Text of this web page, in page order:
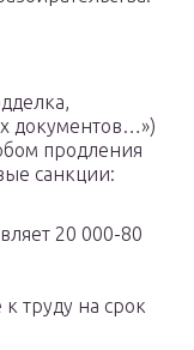
документов…»)
продления
санкции:
20 000-80
труду на срок